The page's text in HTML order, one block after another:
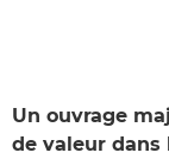
Un ouvrage
de valeur dans